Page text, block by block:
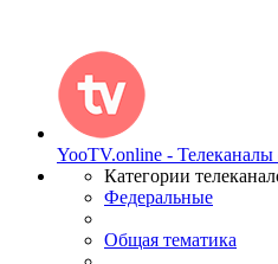
YooTV.online -
Категории
Федеральные
Общая тематика